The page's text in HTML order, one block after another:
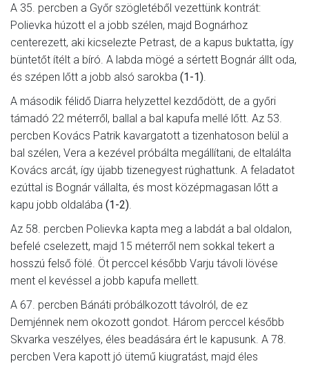
A 35. percben a Győr szögletéből vezettünk kontrát:
Polievka húzott el a jobb szélen, majd Bognárhoz
centerezett, aki kicselezte Petrast, de a kapus buktatta, így
büntetőt ítélt a bíró. A labda mögé a sértett Bognár állt oda,
és szépen lőtt a jobb alsó sarokba (1-1)
A második félidő Diarra helyzettel kezdődött, de a győri
támadó 22 méterről, ballal a bal kapufa mellé lőtt. Az 53.
percben Kovács Patrik kavargatott a tizenhatoson belül a
bal szélen, Vera a kezével próbálta megállítani, de eltalálta
Kovács arcát, így újabb tizenegyest rúghattunk. A feladatot
ezúttal is Bognár vállalta, és most középmagasan lőtt a
kapu jobb oldalába (1-2)
Az 58. percben Polievka kapta meg a labdát a bal oldalon,
befelé cselezett, majd 15 méterről nem sokkal tekert a
hosszú felső fölé. Öt perccel később Varju távoli lövése
ment el kevéssel a jobb kapufa mellett.
A 67. percben Bánáti próbálkozott távolról, de ez
Demjénnek nem okozott gondot. Három perccel később
Skvarka veszélyes, éles beadására ért le kapusunk. A 78.
percben Vera kapott jó ütemű kiugratást, majd éles